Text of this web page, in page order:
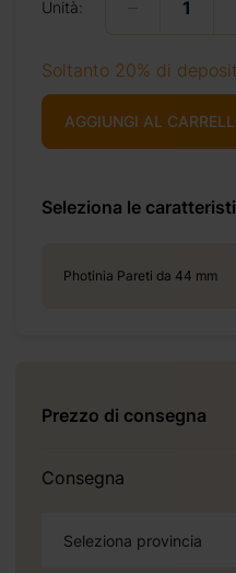
Unità:
Soltanto 20% di
AGGIUNGI AL
Seleziona le
Photinia Pareti da 44 mm
Prezzo di consegna
Consegna
Seleziona provincia
+ 310 €